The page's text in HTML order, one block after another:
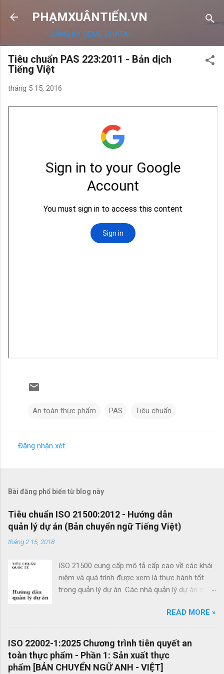
Chuyển đến nội dung chính
PHẠMXUÂNTIẾN.VN
ĐĂNG KÝ OEMS CHATAI
Tiêu chuẩn PAS 223:2011 - Bản dịch
Tiếng Việt
tháng 5 15, 2016
An toàn thực phẩm PAS Tiêu chuẩn
x
é
t
Đăng nhận xét
Bài đăng phổ biến từ blog này
Tiêu chuẩn ISO 21500:2012 - Hướng dẫn
quản lý dự án (Bản chuyển ngữ Tiếng Việt)
tháng 2 15, 2018
ISO 21500 cung cấp mô tả cấp cao về các khái
niệm và quá trình được xem là thực hành tốt
trong quản lý dự án. Các nhà quản lý dự án mới
nghiệm có thể sử dụng hướng dẫn quản lý dự
án theo tiêu chuẩn này để cải thiện thành công
của dự án và đạt được kết quả kinh doanh. Các
lợi ích của ISO 21500 bao gồm: Khuyến khích
chuyển giao kiến ​​thức giữa các dự án và giữa
READ MORE »
ISO 22002-1:2025 Chương trình tiên quyết an
toàn thực phẩm - Phần 1: Sản xuất thực
phẩm [BẢN CHUYỂN NGỮ ANH - VIỆT]